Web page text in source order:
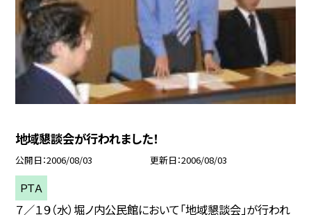
地域懇談会が行われました！
公開日 2006/08/03 更新日 2006/08/03
ＰＴＡ
７／１９（水）堀ノ内公民館において「地域懇談会」が行われ